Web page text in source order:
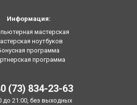
Информация:
мастерская
ноутбуков
программа
программа
(73) 834-23-63
до 21:00, без выходных